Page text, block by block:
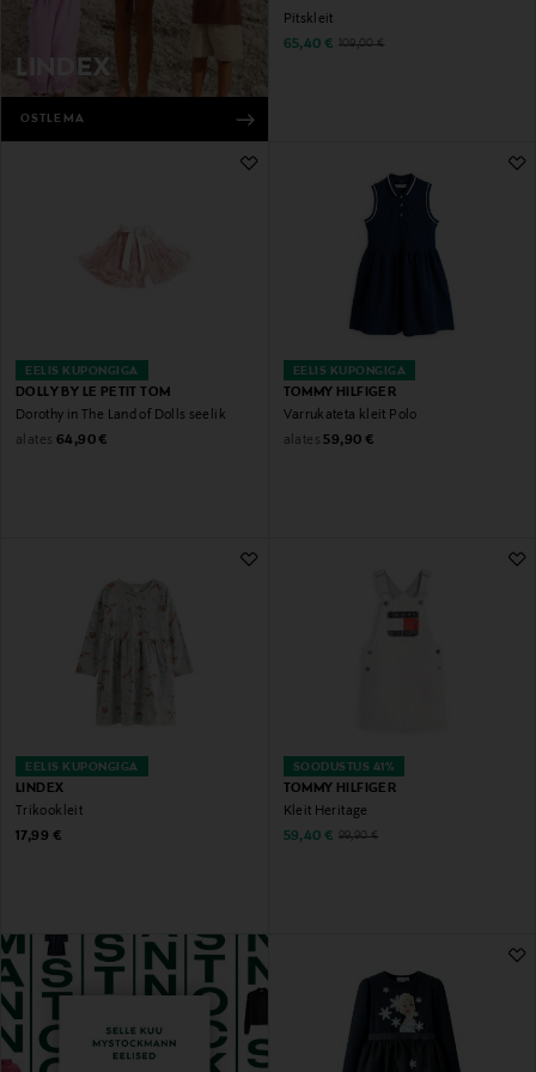
LINDEX
OSTLEMA
Pitskleit
Discounted Price
65,40 € Original Price
109,00 €
EELIS KUPONGIGA
DOLLY BY LE PETIT TOM
Dorothy in The Land of Dolls seelik
alates Original Price
64,90 €
EELIS KUPONGIGA
TOMMY HILFIGER
Varrukateta kleit Polo
alates Original Price
59,90 €
EELIS KUPONGIGA
LINDEX
Trikookleit
Original Price
17,99 €
SOODUSTUS 41%
TOMMY HILFIGER
Kleit Heritage
Discounted Price
59,40 € Original Price
99,90 €